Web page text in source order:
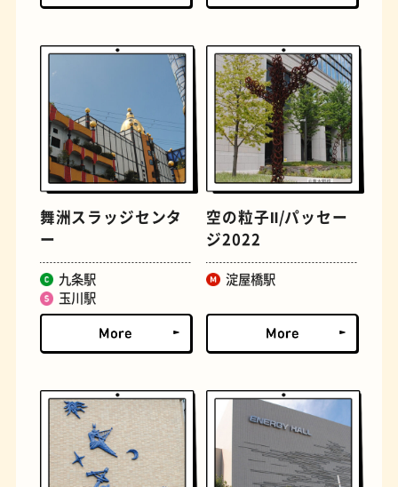
ジューススタンド たまごサンド
舞洲スラッジセンタ
ー
九条駅
玉川駅
空の粒子Ⅱ/パッセー
ジ2022
淀屋橋駅